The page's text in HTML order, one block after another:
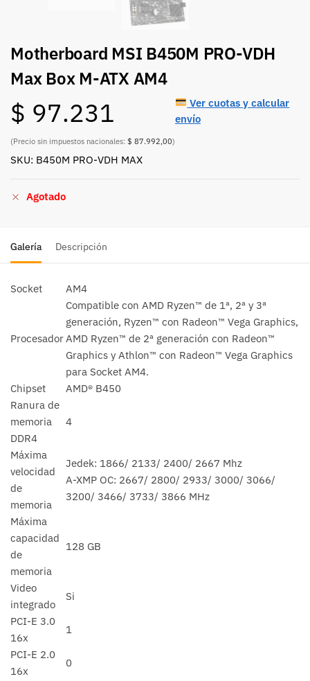
Motherboard MSI B450M PRO-VDH
Max Box M-ATX AM4
$ 97.231
(Precio sin impuestos nacionales: $ 87.992,00)
Ver cuotas y calcular
envío
SKU: B450M PRO-VDH MAX
Agotado
Galería Descripción
Socket AM4
Procesador
Compatible con AMD Ryzen™ de 1ª, 2ª y 3ª
generación, Ryzen™ con Radeon™ Vega Graphics,
AMD Ryzen™ de 2ª generación con Radeon™
Graphics y Athlon™ con Radeon™ Vega Graphics
para Socket AM4.
Chipset
AMD® B450
Ranura de
memoria
DDR4
4
Máxima
velocidad
de
memoria
Jedek: 1866/ 2133/ 2400/ 2667 Mhz
A-XMP OC: 2667/ 2800/ 2933/ 3000/ 3066/
3200/ 3466/ 3733/ 3866 MHz
Máxima
capacidad
de
memoria
128 GB
Video
integrado
Si
PCI-E 3.0
16x
1
PCI-E 2.0
16x
0